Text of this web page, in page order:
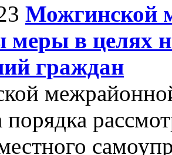
Можгинской
меры в целях
граждан
порядка